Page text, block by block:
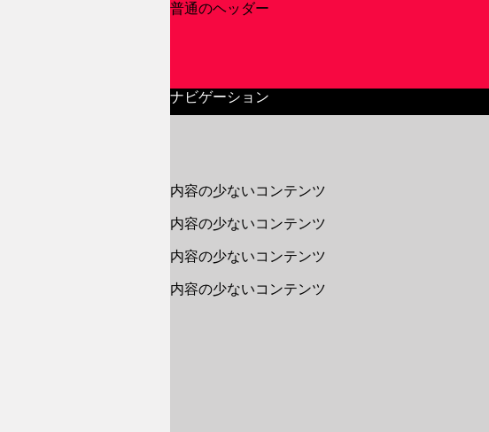
普通のヘッダー
ナビゲーション
内容の少ないコンテンツ
内容の少ないコンテンツ
内容の少ないコンテンツ
内容の少ないコンテンツ